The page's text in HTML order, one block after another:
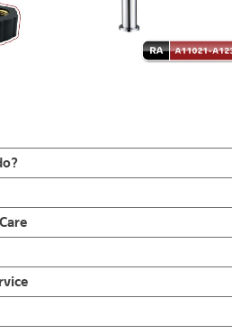
งจาน ผลิตจากสแตนเลส เกรด 304 สีโค
ปรับหมุนได้อิสระ ก้านเปิด-ปิดแบบก้านปั
รงตัว L ผลิตจากสแตนเลส เกรด 304 สีโ
สวยหรู ออกแบบงวงก๊อกให้เป็นทรงตัว L
นง่ายขึ้น สะดวกต่อการใช้งานในห้องครัว เ
ยตัวล็อกฐานก็อกแบบใหม่ติดตั้งง่ายขึ้น ใ
เกรด 304 ทนทานแข็งแรง ต้านการกัดกร่อ
ลรักษาผลิตภัณฑ์
ดความเสียหายอื่น ๆ นอกจากการใช้งานป
นค้าโดยการใช้ผ้านุ่มๆชุบน้ำหมาดๆแล้วเช็ดใ
มีฤทธิ์เป็นกรด ในการทำความสะอาด เนื่อง
ดุแข็ง หยาบ ห้ามใช้ฝอยขัดทำความสะอาด
ม่รั่วซึม 10 ปี